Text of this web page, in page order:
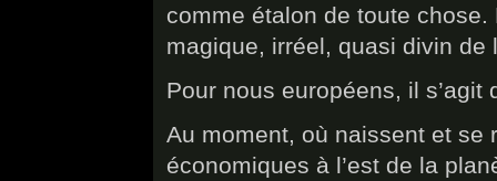
comme étalon de toute chose.
magique, irréel, quasi divin de
Pour nous européens, il s’agit
Au moment, où naissent et se
économiques à l’est de la